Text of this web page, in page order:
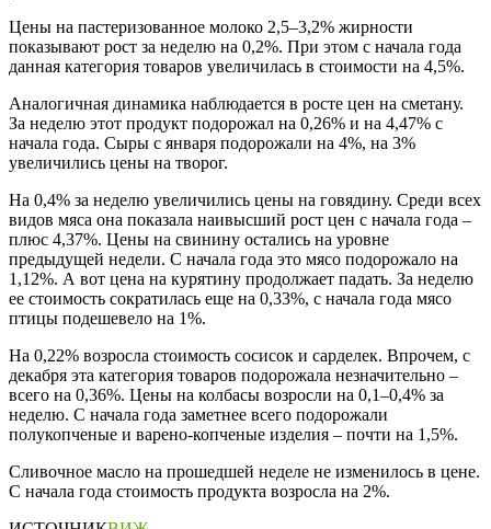
Цены на пастеризованное молоко 2,5–3,2% жирности
показывают рост за неделю на 0,2%. При этом с начала года
данная категория товаров увеличилась в стоимости на 4,5%.
Аналогичная динамика наблюдается в росте цен на сметану.
За неделю этот продукт подорожал на 0,26% и на 4,47% с
начала года. Сыры с января подорожали на 4%, на 3%
увеличились цены на творог.
На 0,4% за неделю увеличились цены на говядину. Среди всех
видов мяса она показала наивысший рост цен с начала года –
плюс 4,37%. Цены на свинину остались на уровне
предыдущей недели. С начала года это мясо подорожало на
1,12%. А вот цена на курятину продолжает падать. За неделю
ее стоимость сократилась еще на 0,33%, с начала года мясо
птицы подешевело на 1%.
На 0,22% возросла стоимость сосисок и сарделек. Впрочем, с
декабря эта категория товаров подорожала незначительно –
всего на 0,36%. Цены на колбасы возросли на 0,1–0,4% за
неделю. С начала года заметнее всего подорожали
полукопченые и варено-копченые изделия – почти на 1,5%.
Сливочное масло на прошедшей неделе не изменилось в цене.
С начала года стоимость продукта возросла на 2%.